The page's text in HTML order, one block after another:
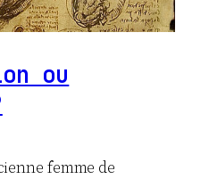
ou
femme de